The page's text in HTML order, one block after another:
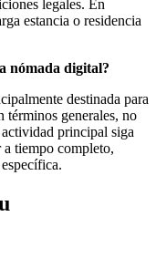
legales. En
estancia o residencia
nómada digital?
destinada para
términos generales, no
principal siga
a tiempo completo,